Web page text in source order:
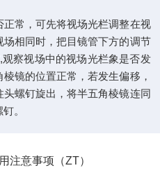
常，可先将视场光栏调整在视
相同时，把目镜管下方的调节
察视场中的视场光栏象是否发
镜的位置正常，若发生偏移，
螺钉旋出，将半五角棱镜连同
。
注意事项（ZT）